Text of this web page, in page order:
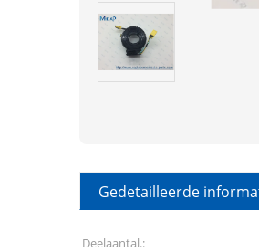
Gedetailleerde
Deelaantal.: